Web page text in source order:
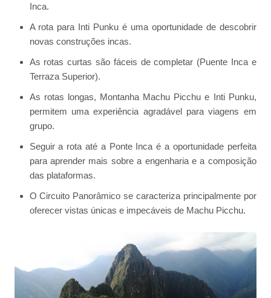
Inca.
A rota para Inti Punku é uma oportunidade de descobrir
novas construções incas.
As rotas curtas são fáceis de completar (Puente Inca e
Terraza Superior).
As rotas longas, Montanha Machu Picchu e Inti Punku,
permitem uma experiência agradável para viagens em
grupo.
Seguir a rota até a Ponte Inca é a oportunidade perfeita
para aprender mais sobre a engenharia e a composição
das plataformas.
O Circuito Panorâmico se caracteriza principalmente por
oferecer vistas únicas e impecáveis de Machu Picchu.